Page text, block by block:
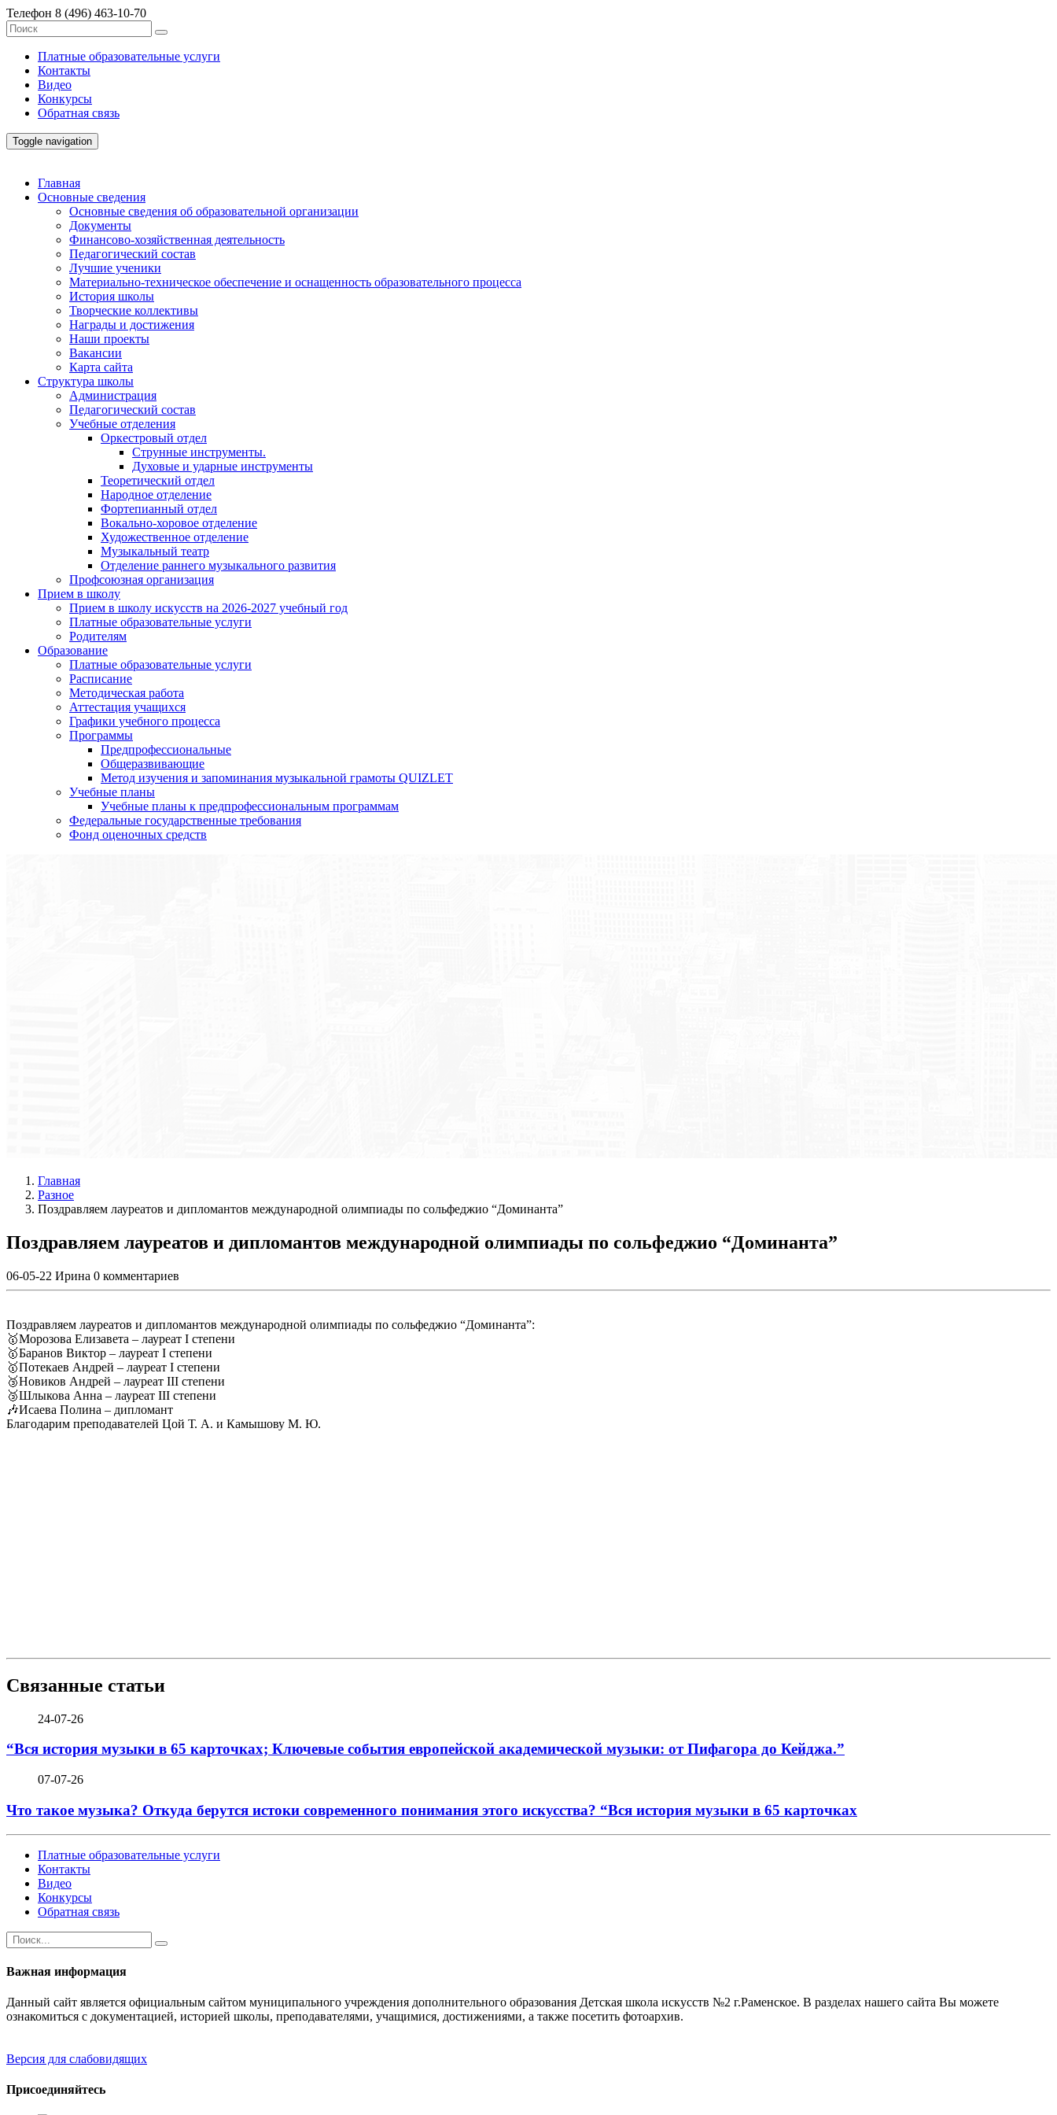
Телефон 8 (496) 463-10-70
Платные образовательные услуги
Контакты
Видео
Конкурсы
Обратная связь
Toggle navigation
Главная
Основные сведения
Основные сведения об образовательной организации
Документы
Финансово-хозяйственная деятельность
Педагогический состав
Лучшие ученики
Материально-техническое обеспечение и оснащенность образовательного процесса
История школы
Творческие коллективы
Награды и достижения
Наши проекты
Вакансии
Карта сайта
Структура школы
Администрация
Педагогический состав
Учебные отделения
Оркестровый отдел
Струнные инструменты.
Духовые и ударные инструменты
Теоретический отдел
Народное отделение
Фортепианный отдел
Вокально-хоровое отделение
Художественное отделение
Музыкальный театр
Отделение раннего музыкального развития
Профсоюзная организация
Прием в школу
Прием в школу искусств на 2026-2027 учебный год
Платные образовательные услуги
Родителям
Образование
Платные образовательные услуги
Расписание
Методическая работа
Аттестация учащихся
Графики учебного процесса
Программы
Предпрофессиональные
Общеразвивающие
Метод изучения и запоминания музыкальной грамоты QUIZLET
Учебные планы
Учебные планы к предпрофессиональным программам
Федеральные государственные требования
Фонд оценочных средств
Главная
Разное
Поздравляем лауреатов и дипломантов международной олимпиады по сольфеджио “Доминанта”
Поздравляем лауреатов и дипломантов международной олимпиады по сольфеджио “Доминанта”
06-05-22 Ирина 0 комментариев
Поздравляем лауреатов и дипломантов международной олимпиады по сольфеджио “Доминанта”:
🥇Морозова Елизавета – лауреат I степени
🥇Баранов Виктор – лауреат I степени
🥇Потекаев Андрей – лауреат I степени
🥉Новиков Андрей – лауреат III степени
🥉Шлыкова Анна – лауреат III степени
🎶Исаева Полина – дипломант
Благодарим преподавателей Цой Т. А. и Камышову М. Ю.
Связанные статьи
24-07-26
“Вся история музыки в 65 карточках; Ключевые события европейской академической музыки: от Пифагора до Кейджа.”
07-07-26
Что такое музыка? Откуда берутся истоки современного понимания этого искусства? “Вся история музыки в 65 карточках
Платные образовательные услуги
Контакты
Видео
Конкурсы
Обратная связь
Важная информация
Данный сайт является официальным сайтом муниципального учреждения дополнительного образования Детская школа искусств №2 г.Раменское. В разделах нашего сайта Вы можете
ознакомиться с документацией, историей школы, преподавателями, учащимися, достижениями, а также посетить фотоархив.
Версия для слабовидящих
Присоединяйтесь